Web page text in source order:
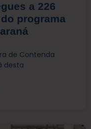
a 226
programa
de Contenda
desta